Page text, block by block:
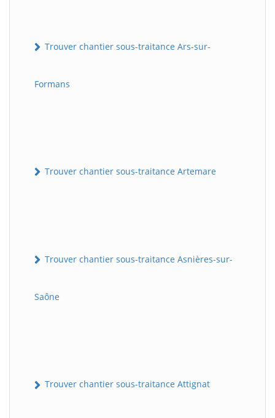
Trouver chantier sous-traitance Ars-sur-
Formans
Trouver chantier sous-traitance Artemare
Trouver chantier sous-traitance Asnières-sur-
Saône
Trouver chantier sous-traitance Attignat